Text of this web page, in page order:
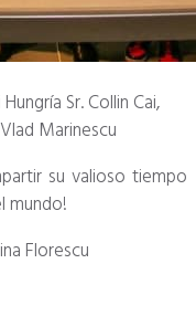
Sr. Collin Cai,
Marinescu
su valioso tiempo
mundo!
Florescu